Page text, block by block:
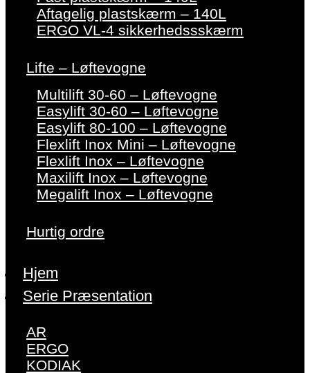
Aftagelig plastskærm – 140L
ERGO VL-4 sikkerhedssskærm
Lifte – Løftevogne
Multilift 30-60 – Løftevogne
Easylift 30-60 – Løftevogne
Easylift 80-100 – Løftevogne
Flexlift Inox Mini – Løftevogne
Flexlift Inox – Løftevogne
Maxilift Inox – Løftevogne
Megalift Inox – Løftevogne
Hurtig ordre
Hjem
Serie Præsentation
AR
ERGO
KODIAK